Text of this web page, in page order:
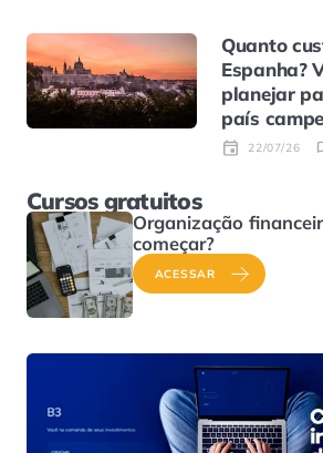
Quanto
Espanha?
planejar
país
22/07/26
Cursos gratuitos
Organização
começar?
ACESSAR